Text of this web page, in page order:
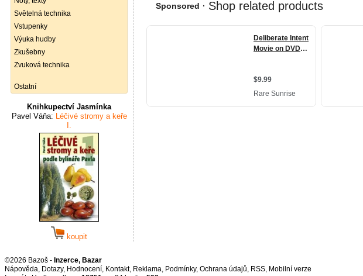
Světelná technika
Vstupenky
Výuka hudby
Zkušebny
Zvuková technika
Ostatní
Knihkupectví Jasmínka
Pavel Váňa: Léčivé stromy a keře
I.
koupit
©2026 Bazoš - Inzerce, Bazar
Nápověda, Dotazy, Hodnocení, Kontakt, Reklama, Podmínky, Ochrana údajů, RSS,